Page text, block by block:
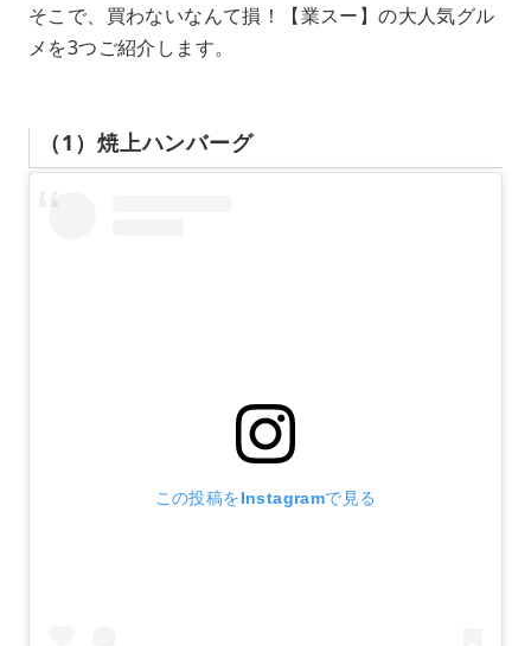
そこで、買わないなんて損！【業スー】の大人気グル
メを3つご紹介します。
（1）焼上ハンバーグ
この投稿をInstagramで見る